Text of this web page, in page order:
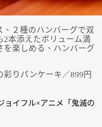
２種のハンバーグで双
本添えたボリューム満
を楽しめる、ハンバーグ
りパンケーキ／899円